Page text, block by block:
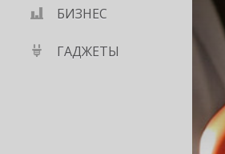
БИЗНЕС
ГАДЖЕТЫ